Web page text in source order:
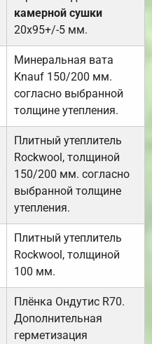
камерной сушки
20х95+/-5 мм.
Минеральная вата
Knauf 150/200 мм.
согласно выбранной
толщине утепления.
Плитный утеплитель
Rockwool, толщиной
150/200 мм. согласно
выбранной толщине
утепления.
Плитный утеплитель
Rockwool, толщиной
100 мм.
Плёнка Ондутис R70.
Дополнительная
герметизация